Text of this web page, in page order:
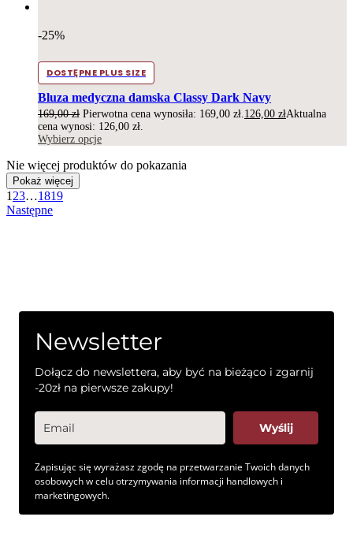
-25%
DOSTĘPNE PLUS SIZE
Bluza medyczna damska Classy Dark Navy
169,00zł Pierwotna cena wynosiła: 169,00 zł. 126,00 złAktualna
cena wynosi: 126,00 zł.
Wybierz opcje
Nie więcej produktów do pokazania
Pokaż więcej
1 23…1819
Następne
Newsletter
Dołącz do newslettera, aby być na bieżąco i zgarnij
-20zł na pierwsze zakupy!
Wyślij
Zapisując się wyrażasz zgodę na przetwarzanie Twoich danych
osobowych w celu otrzymywania informacji handlowych i
marketingowych.